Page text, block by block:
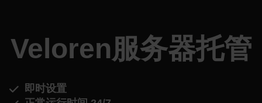
Veloren服务器托管
即时设置